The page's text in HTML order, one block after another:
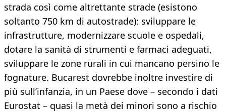
strada così come altrettante strade (esistono
soltanto 750 km di autostrade): sviluppare le
infrastrutture, modernizzare scuole e ospedali,
dotare la sanità di strumenti e farmaci adeguati,
sviluppare le zone rurali in cui mancano persino le
fognature. Bucarest dovrebbe inoltre investire di
più sull’infanzia, in un Paese dove – secondo i dati
Eurostat – quasi la metà dei minori sono a rischio